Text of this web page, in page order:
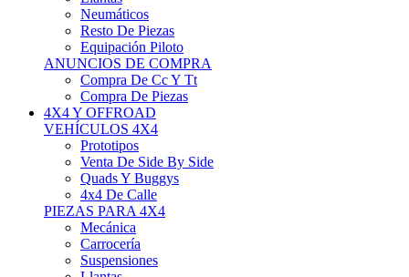
Neumáticos
Resto De Piezas
Equipación Piloto
ANUNCIOS DE COMPRA
Compra De Cc Y Tt
Compra De Piezas
4X4 Y OFFROAD
VEHÍCULOS 4X4
Prototipos
Venta De Side By Side
Quads Y Buggys
4x4 De Calle
PIEZAS PARA 4X4
Mecánica
Carrocería
Suspensiones